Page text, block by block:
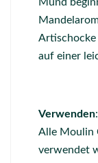
Artischocke
auf einer
Verwenden:
Alle Moulin
verwendet